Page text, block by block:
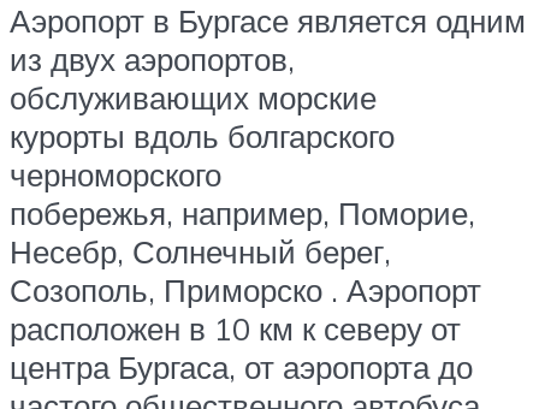
Аэропорт в Бургасе является одним
из двух аэропортов,
обслуживающих морские
курорты вдоль болгарского
черноморского
побережья, например, Поморие,
Несебр, Солнечный берег,
Созополь, Приморско . Аэропорт
расположен в 10 км к северу от
центра Бургаса, от аэропорта до